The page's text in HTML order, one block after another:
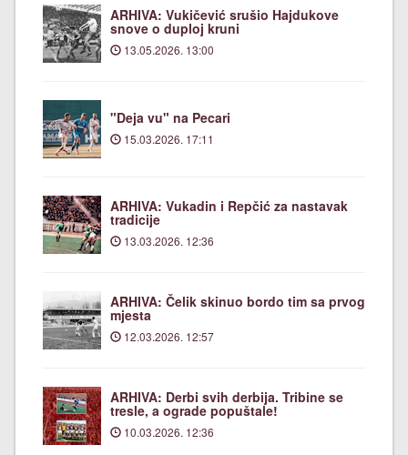
ARHIVA: Vukičević srušio Hajdukove
snove o duploj kruni
13.05.2026. 13:00
"Deja vu" na Pecari
15.03.2026. 17:11
ARHIVA: Vukadin i Repčić za nastavak
tradicije
13.03.2026. 12:36
ARHIVA: Čelik skinuo bordo tim sa prvog
mjesta
12.03.2026. 12:57
ARHIVA: Derbi svih derbija. Tribine se
tresle, a ograde popuštale!
10.03.2026. 12:36